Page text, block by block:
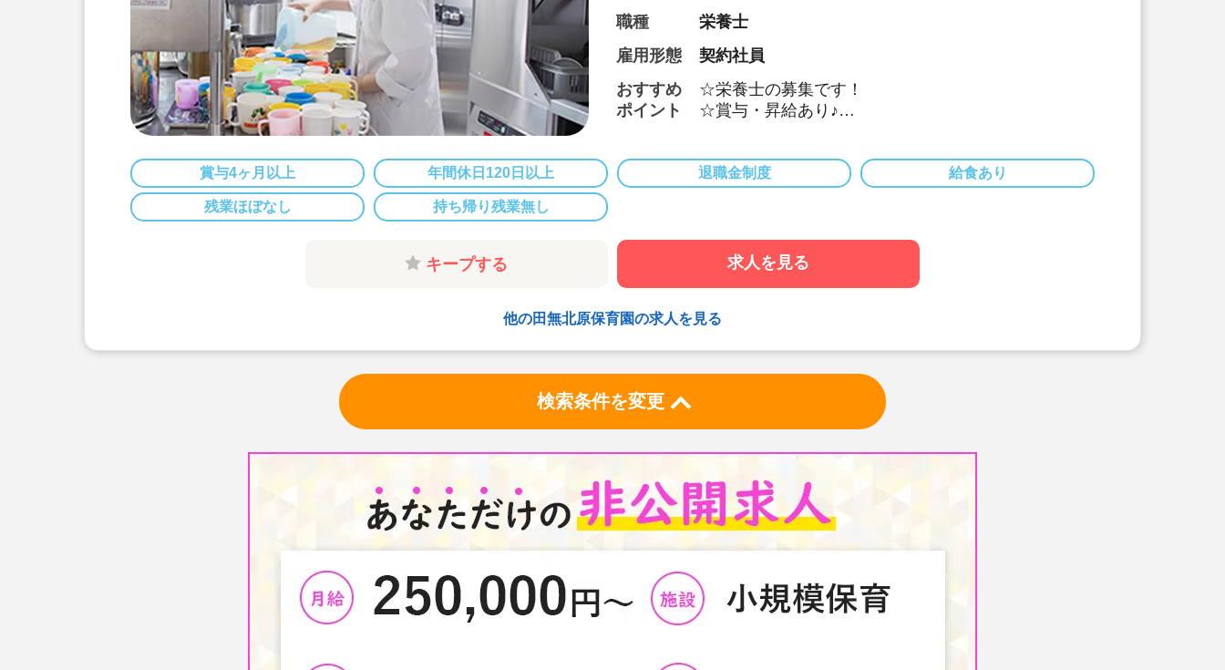
ドバイスを行い、信頼関係を培っていきます。
そして、雲母保育園の売りは何と言っても
『働いている職員みなさん』です！
職種
栄養士
雇用形態
契約社員
おすすめ
ポイント
☆栄養士の募集です！
☆賞与・昇給あり♪
☆給食は複数名で対応しています。大量調理のご経験
大きな桜の木々に包まれた広い園庭が特徴です♪
☆年間休日120日・残業ほぼ無し！プライベートと両
☆退職金共済に加入できるので、ライフステージの変
☆遊具のある園庭で子どもたちの体力づくりを支えた
り、食育にも力を入れています。
☆給食（昼食）及びおやつの調理・配膳・洗浄 業務
賞与4ヶ月以上 年間休日120日以上 退職金制度 給食あり
残業ほぼなし 持ち帰り残業無し
キープする 求人を見る
他の田無北原保育園の求人を見る
検索条件を変更